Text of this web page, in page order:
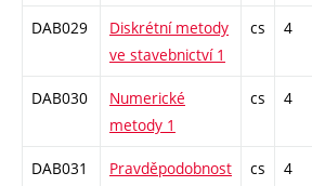
DAB029
Diskrétní metody
ve stavebnictví 1
cs 4
DAB030
Numerické
metody 1
cs 4
DAB031
Pravděpodobnost
cs 4